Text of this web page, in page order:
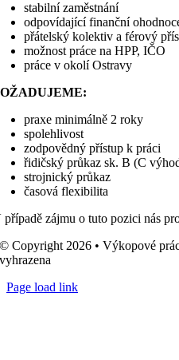
stabilní zaměstnání
odpovídající finanční
přátelský kolektiv a férový
možnost práce na HPP, IČO
práce v okolí Ostravy
praxe minimálně 2 roky
spolehlivost
zodpovědný přístup k práci
řidičský průkaz sk. B (C
strojnický průkaz
časová flexibilita
případě zájmu o tuto pozici nás
© Copyright 2026 • Výkopové
vyhrazena
Page load link